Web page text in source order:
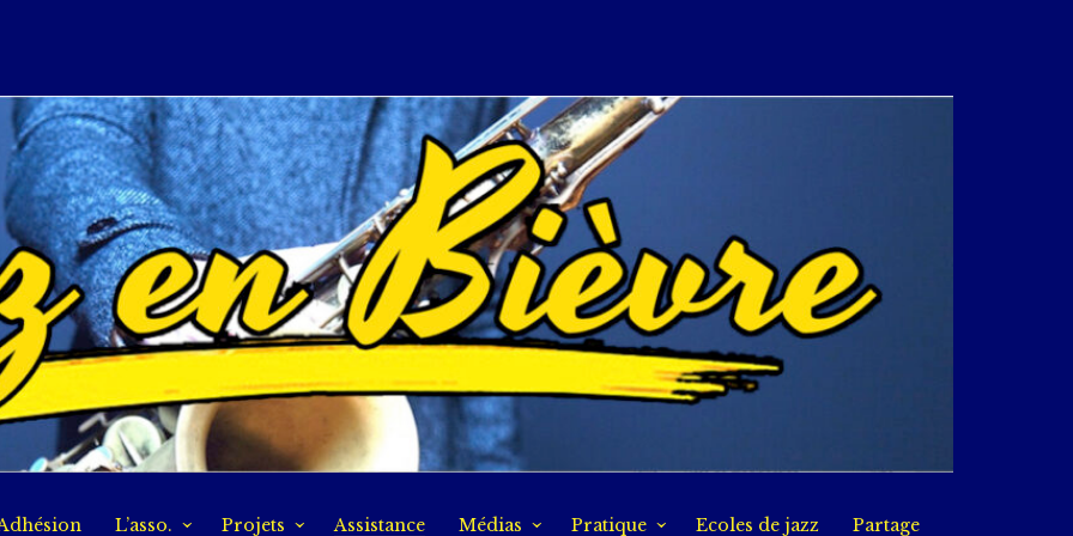
L’asso. Projets Assistance Médias Pratique Ecoles de jazz Partage